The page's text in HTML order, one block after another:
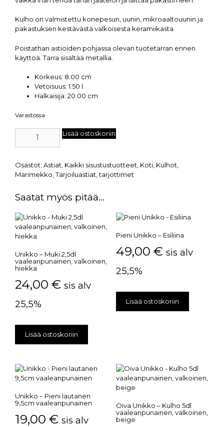
Kulho on valmistettu konepesun, uunin, mikroaaltouunin ja
pakastuksen kestävästä valkoisesta keramiikasta.
Poistathan astioiden pohjassa olevan tuotetarran ennen
käyttöä. Tarra sisältää metallia.
Korkeus: 8.00 cm
Vetoisuus: 1.50 l
Halkaisija: 20.00 cm
Varastossa
Lisää ostoskoriin
Osastot: Astiat Kaikki sisustustuotteet Koti Kulhot
Marimekko ,Tarjoiluastiat, tarjottimet
Saatat myös pitää...
Unikko – Muki 2,5dl
vaaleanpunainen, valkoinen,
hiekka
24,00 € sis alv
25,5%
Lisää ostoskoriin
Pieni Unikko – Esiliina
49,00 € sis alv
25,5%
Lisää ostoskoriin
Unikko – Pieni lautanen
9,5cm vaaleanpunainen
19,00 € sis alv
Oiva Unikko – Kulho 5dl
vaaleanpunainen, valkoinen,
beige